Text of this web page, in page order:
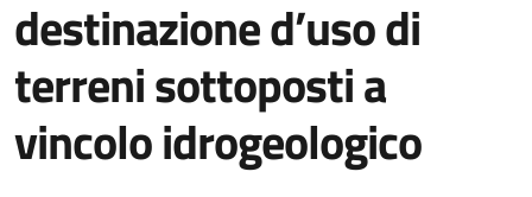
destinazione d’uso di
terreni sottoposti a
vincolo idrogeologico